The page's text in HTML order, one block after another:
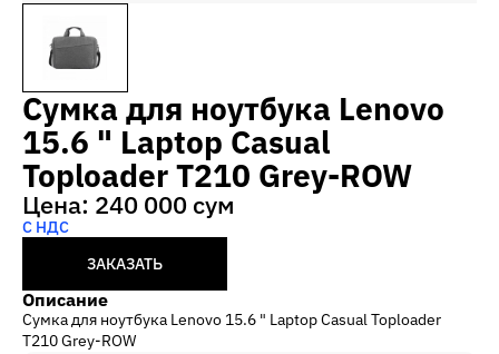
Сумка для ноутбука Lenovo
15.6 " Laptop Casual
Toploader T210 Grey-ROW
Цена: 240 000 сум
С НДС
ЗАКАЗАТЬ
Описание
Сумка для ноутбука Lenovo 15.6 " Laptop Casual Toploader
T210 Grey-ROW